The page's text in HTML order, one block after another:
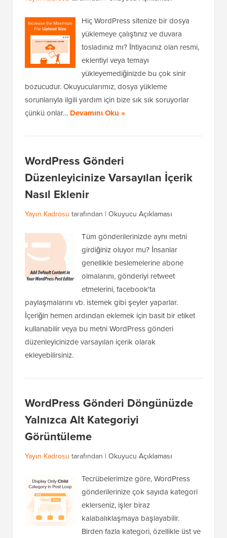
Hiç WordPress sitenize bir dosya
yüklemeye çalıştınız ve duvara
tosladınız mı? İhtiyacınız olan resmi,
eklentiyi veya temayı
yükleyemediğinizde bu çok sinir
bozucudur. Okuyucularımız, dosya yükleme
sorunlarıyla ilgili yardım için bize sık sık soruyorlar
çünkü onlar… Devamını Oku »
WordPress Gönderi
Düzenleyicinize Varsayılan İçerik
Nasıl Eklenir
Yayın Kadrosu tarafından | Okuyucu Açıklaması
Tüm gönderilerinizde aynı metni
girdiğiniz oluyor mu? İnsanlar
genellikle beslemelerine abone
olmalarını, gönderiyi retweet
etmelerini, facebook'ta
paylaşmalarını vb. istemek gibi şeyler yaparlar.
İçeriğin hemen ardından eklemek için basit bir etiket
kullanabilir veya bu metni WordPress gönderi
düzenleyicinizde varsayılan içerik olarak
ekleyebilirsiniz.
WordPress Gönderi Döngünüzde
Yalnızca Alt Kategoriyi
Görüntüleme
Yayın Kadrosu tarafından | Okuyucu Açıklaması
Tecrübelerimize göre, WordPress
gönderilerinize çok sayıda kategori
eklerseniz, işler biraz
kalabalıklaşmaya başlayabilir.
Birden fazla kategori, özellikle üst ve